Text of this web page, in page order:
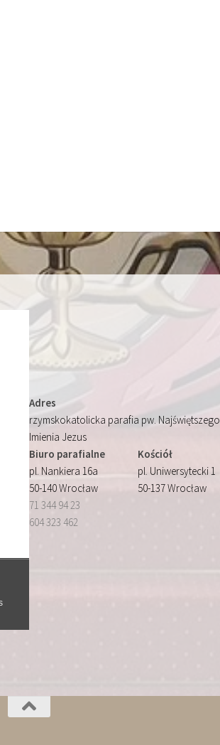
Adres
rzymskokatolicka parafia pw. Najświętszego
Imienia Jezus
Biuro parafialne
pl. Nankiera 16a
50-140 Wrocław
71 344 94 23
604 323 462
Kościół
pl. Uniwersytecki 1
50-137 Wrocław